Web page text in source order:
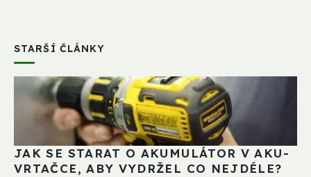
STARŠÍ ČLÁNKY
JAK SE STARAT O AKUMULÁTOR V AKU-
VRTAČCE, ABY VYDRŽEL CO NEJDÉLE?